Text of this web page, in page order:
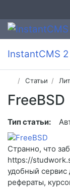
InstantCMS 2
Статьи
FreeBSD
Тип статьи:
Странно, что
https://
удобный сервис
рефераты,